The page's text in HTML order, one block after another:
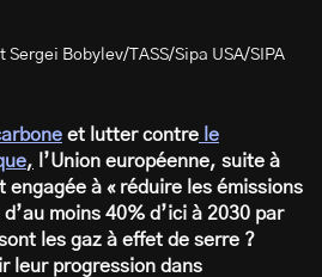
Bobylev/TASS/Sipa USA/SIPA
et lutter contre le
, l’Union européenne, suite à
engagée à « réduire les émissions
moins 40% d’ici à 2030 par
les gaz à effet de serre ?
leur progression dans